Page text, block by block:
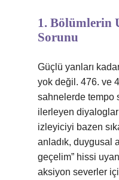
1. Bölümlerin
Sorunu
Güçlü yanları
yok değil. 476. ve
sahnelerde tempo
ilerleyen
izleyiciyi bazen
anladık, duygusal
geçelim” hissi
aksiyon severler